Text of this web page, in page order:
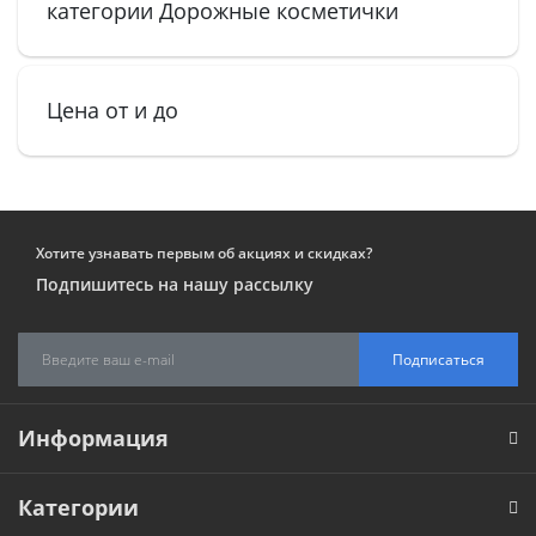
категории Дорожные косметички
Цена от и до
Хотите узнавать первым об акциях и скидках?
Подпишитесь на нашу рассылку
Подписаться
Информация
Категории